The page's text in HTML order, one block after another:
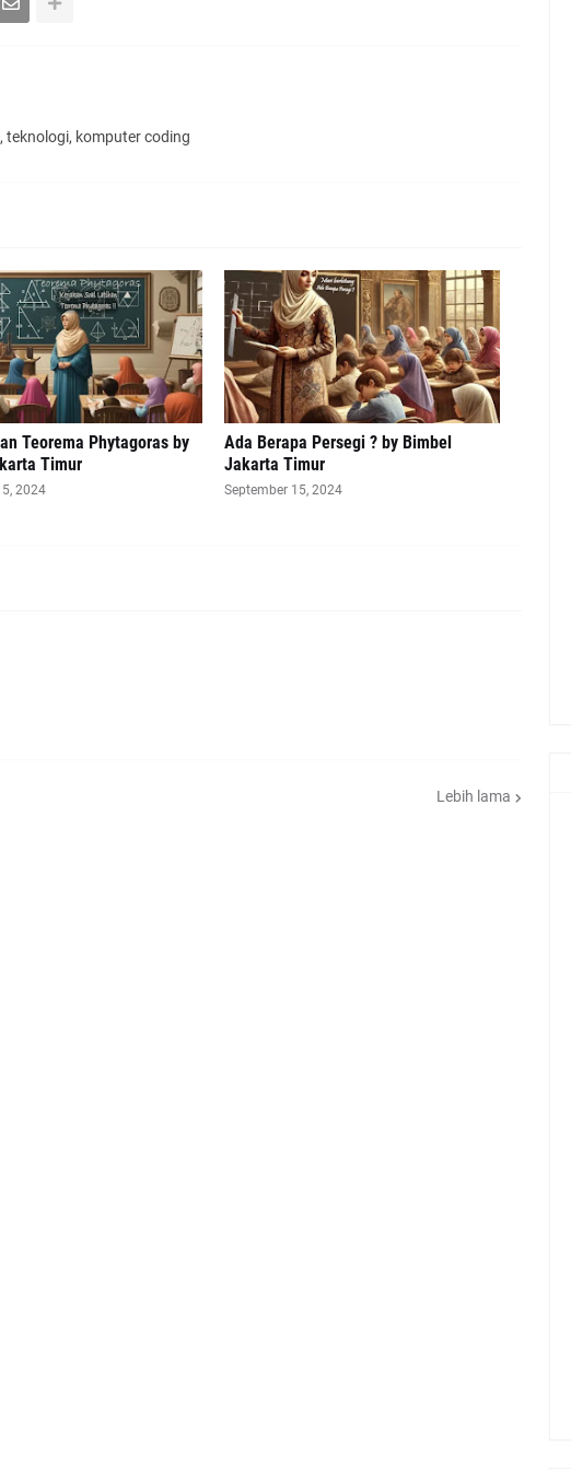
teknologi, komputer coding
Teorema Phytagoras by
Timur
2024
Ada Berapa Persegi ? by Bimbel
Jakarta Timur
September 15, 2024
Lebih lama